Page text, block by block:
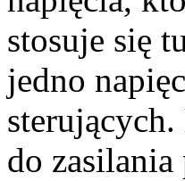
stosuje się
jedno
do zasilania